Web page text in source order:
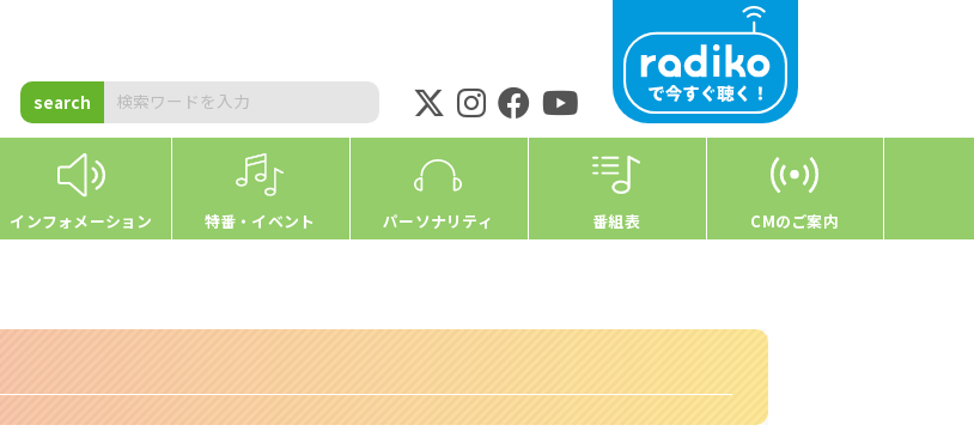
search
インフォメーション 特番・イベント パーソナリティ 番組表 CMのご案内